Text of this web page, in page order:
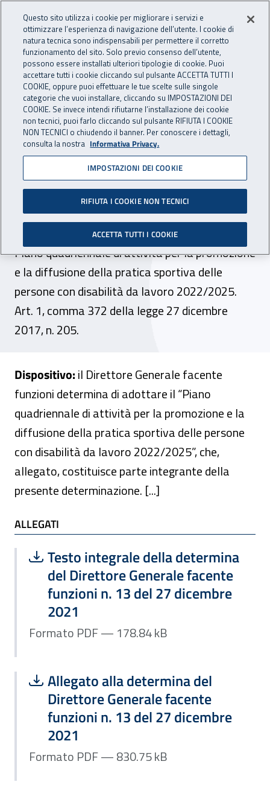
INAIL - Istituto Nazionale
Apri cerca
Navigazione principale
Navigazione - Ti trovi in:
Home Atti e documenti Determine Direttore Generale
27 dicembre 2021
27 dicembre 2021
Determina del Direttore
Generale f.f. n. 13 del 27
dicembre 2021
Piano quadriennale di attività per la promozione
e la diffusione della pratica sportiva delle
persone con disabilità da lavoro 2022/2025.
Art. 1, comma 372 della legge 27 dicembre
2017, n. 205.
Dispositivo:il Direttore Generale facente
funzioni determina di adottare il “Piano
quadriennale di attività per la promozione e la
diffusione della pratica sportiva delle persone
con disabilità da lavoro 2022/2025”, che,
allegato, costituisce parte integrante della
presente determinazione. [...]
ALLEGATI
ALLEGATI
Scarica file:
Testo integrale della determina
del Direttore Generale facente
funzioni n. 13 del 27 dicembre
2021
Formato PDF — Dimensione 178.84 kB
Formato PDF — 178.84 kB
Scarica file:
Allegato alla determina del
Direttore Generale facente
funzioni n. 13 del 27 dicembre
2021
Formato PDF — Dimensione 830.75 kB
Formato PDF — 830.75 kB
Questo sito utilizza i cookie per migliorare i servizi e
ottimizzare l’esperienza di navigazione dell’utente. I cookie di
natura tecnica sono indispensabili per permettere il corretto
funzionamento del sito. Solo previo consenso dell’utente,
possono essere installati ulteriori tipologie di cookie. Puoi
accettare tutti i cookie cliccando sul pulsante ACCETTA TUTTI I
COOKIE, oppure puoi effettuare le tue scelte sulle singole
categorie che vuoi installare, cliccando su IMPOSTAZIONI DEI
COOKIE. Se invece intendi rifiutarne l’installazione dei cookie
non tecnici, puoi farlo cliccando sul pulsante RIFIUTA I COOKIE
NON TECNICI o chiudendo il banner. Per conoscere i dettagli,
consulta la nostra Informativa Privacy.
IMPOSTAZIONI DEI COOKIE
RIFIUTA I COOKIE NON TECNICI
ACCETTA TUTTI I COOKIE